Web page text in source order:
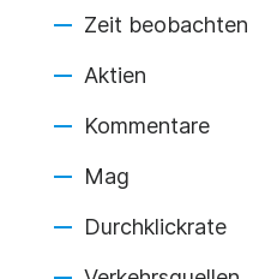
Zeit beobachten
Aktien
Kommentare
Mag
Durchklickrate